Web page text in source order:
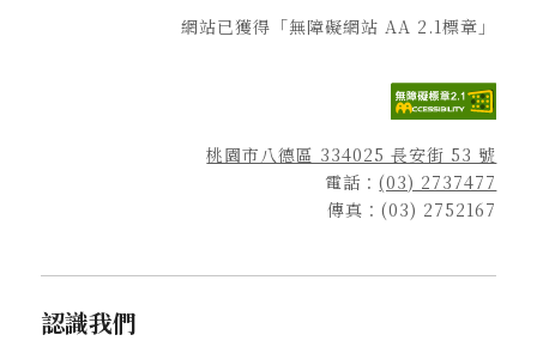
網站已獲得「無障礙網站 AA 2.1標章」
桃園市八德區 334025 長安街 53 號
電話：(03) 2737477
傳真：(03) 2752167
認識我們